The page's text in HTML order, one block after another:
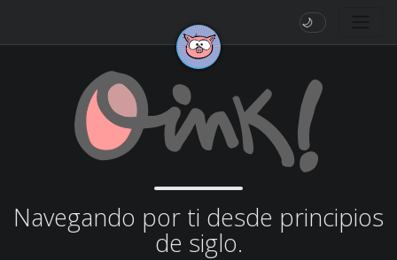
🌙
Navegando por ti desde principios
de siglo.